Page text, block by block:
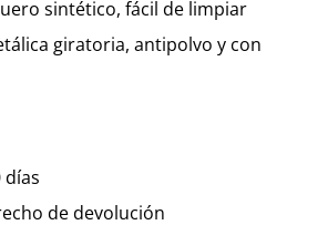
sintético, fácil de limpiar
giratoria, antipolvo y con
días
de devolución